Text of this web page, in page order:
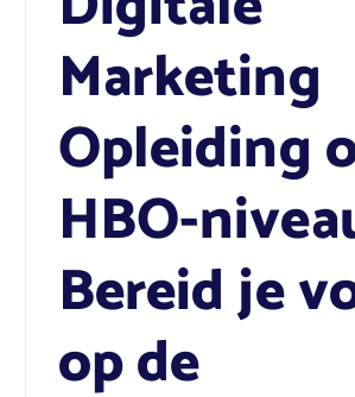
Marketing
Opleiding
HBO-
Bereid je
op de